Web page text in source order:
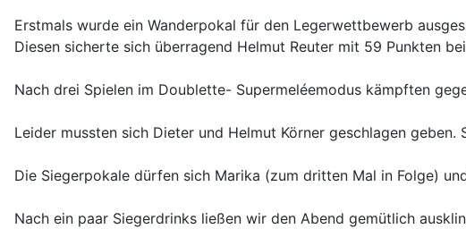
Erstmals wurde ein Wanderpokal für den Legerwettbewerb
Diesen sicherte sich überragend Helmut Reuter mit 59 Punkten
Nach drei Spielen im Doublette- Supermeléemodus kämpften
Leider mussten sich Dieter und Helmut Körner geschlagen
Die Siegerpokale dürfen sich Marika (zum dritten Mal in Folge)
Nach ein paar Siegerdrinks ließen wir den Abend gemütlich